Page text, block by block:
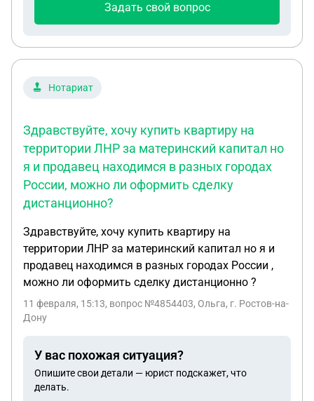
Задать свой вопрос
Нотариат
Здравствуйте, хочу купить квартиру на
территории ЛНР за материнский капитал но
я и продавец находимся в разных городах
России, можно ли оформить сделку
дистанционно?
Здравствуйте, хочу купить квартиру на
территории ЛНР за материнский капитал но я и
продавец находимся в разных городах России ,
можно ли оформить сделку дистанционно ?
11 февраля, 15:13, вопрос №4854403, Ольга, г. Ростов-на-
Дону
У вас похожая ситуация?
Опишите свои детали — юрист подскажет, что
делать.